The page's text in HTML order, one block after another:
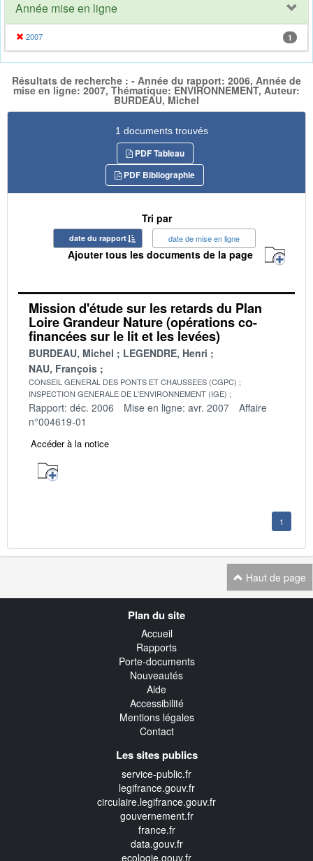
Année mise en ligne
2007 1
Résultats de recherche : - Année du rapport: 2006, Année de
mise en ligne: 2007, Thématique: ENVIRONNEMENT, Auteur:
BURDEAU, Michel
1 documents trouvés
PDF Tableau
PDF Bibliographie
Tri par
date du rapport date de mise en ligne
Ajouter tous les documents de la page
Mission d'étude sur les retards du Plan
Loire Grandeur Nature (opérations co-
financées sur le lit et les levées)
BURDEAU, Michel
LEGENDRE, Henri
NAU, François
CONSEIL GENERAL DES PONTS ET CHAUSSEES (CGPC)
INSPECTION GENERALE DE L'ENVIRONNEMENT (IGE)
Rapport: déc. 2006 Mise en ligne: avr. 2007
Affaire
n°004619-01
Accéder à la notice
1
Haut de page
Plan du site
Accueil
Rapports
Porte-documents
Nouveautés
Aide
Accessibilité
Mentions légales
Contact
Les sites publics
service-public.fr
legifrance.gouv.fr
circulaire.legifrance.gouv.fr
gouvernement.fr
france.fr
data.gouv.fr
ecologie.gouv.fr